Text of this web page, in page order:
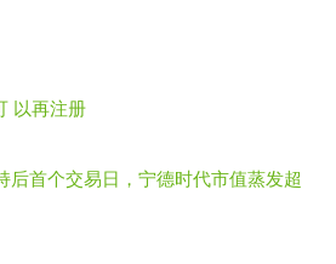
以再注册
后首个交易日，宁德时代市值蒸发超